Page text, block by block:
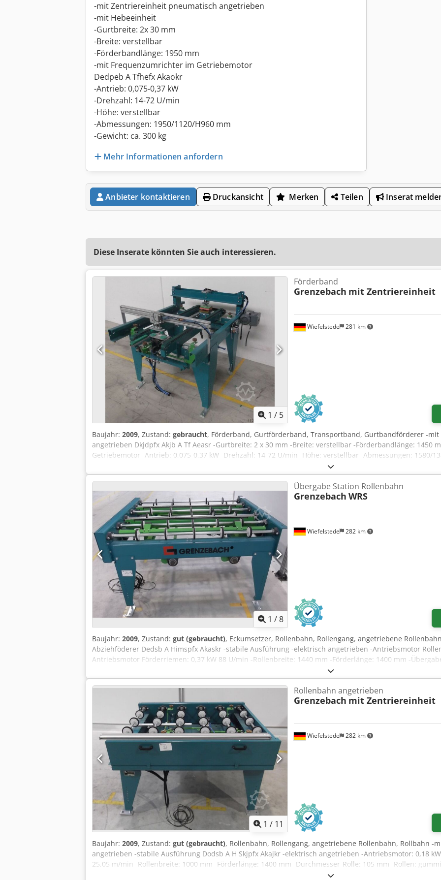
-mit Zentriereinheit pneumatisch angetrieben
-mit Hebeeinheit
-Gurtbreite: 2x 30 mm
-Breite: verstellbar
-Förderbandlänge: 1950 mm
-mit Frequenzumrichter im Getriebemotor
Dedpeb A Tfhefx Akaokr
-Antrieb: 0,075-0,37 kW
-Drehzahl: 14-72 U/min
-Höhe: verstellbar
-Abmessungen: 1950/1120/H960 mm
-Gewicht: ca. 300 kg
Mehr Informationen anfordern
Anbieter kontaktieren Druckansicht Merken Teilen Inserat
Diese Inserate könnten Sie auch interessieren.
1 / 5
Wiefelstede 281 km
Förderband
Grenzebach mit Zentriereinheit
Baujahr: 2009, Zustand: gebraucht, Förderband, Gurtförderband, Transportband, Gurtbandförderer -
angetrieben Dkjdpfx Akjb A Tf Aeasr -Gurtbreite: 2 x 30 mm -Breite: verstellbar -Förderbandlänge: 1450
Getriebemotor -Antrieb: 0,075-0,37 kW -Drehzahl: 14-72 U/min -Höhe: verstellbar -Abmessungen: 1580/
1 /8
Wiefelstede 282 km
Übergabe Station Rollenbahn
Grenzebach WRS
Baujahr: 2009, Zustand: gut (gebraucht), Eckumsetzer, Rollenbahn, Rollengang, angetriebene
Abziehföderer Dedsb A Himspfx Akaskr -stabile Ausführung -elektrisch angetrieben -Antriebsmotor
Antriebsmotor Förderriemen: 0,37 kW 88 U/min -Rollenbreite: 1440 mm -Förderlänge: 1400 mm -
pneumatische Anhebung -Durchmesser-Rolle: 105 mm -Rollen: gummiert -Durchmesser-Welle: 25 mm
angetrieben: über Zahnriemen -Abmessungen: 1450/1650/H1000 mm -Gewicht: 420 kg
1 / 11
Wiefelstede 282 km
Rollenbahn angetrieben
Grenzebach mit Zentriereinheit
Baujahr: 2009, Zustand: gut (gebraucht), Rollenbahn, Rollengang, angetriebene Rollenbahn, Rollbahn
angetrieben -stabile Ausführung Dodsb A H Skjpfx Akajkr -elektrisch angetrieben -Antriebsmotor: 0,18
25,05 m/min -Rollenbreite: 1000 mm -Förderlänge: 1400 mm -Durchmesser-Rolle: 105 mm -Rollen:
Förderhöhe: 960 mm verstellbar -angetrieben: über Riemen -Anzahl: 3x Rollenbahnen vorhanden -Preis: